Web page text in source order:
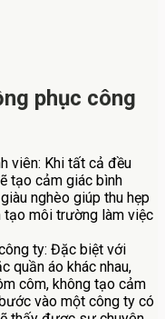
phục công
viên: Khi tất cả đều
tạo cảm giác bình
nghèo giúp thu hẹp
tạo môi trường làm việc
ty: Đặc biệt với
quần áo khác nhau,
côm, không tạo cảm
vào một công ty có